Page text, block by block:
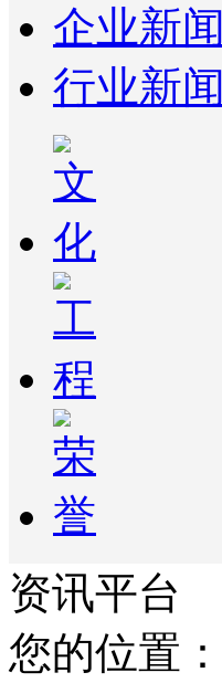
企业新闻
行业新闻
资讯平台
您的位置：